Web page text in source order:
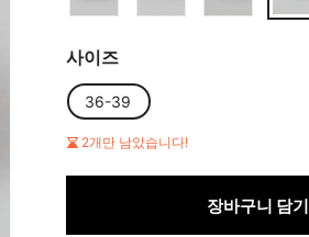
사이즈
36-39
2개만 남았습니다!
장바구니 담기